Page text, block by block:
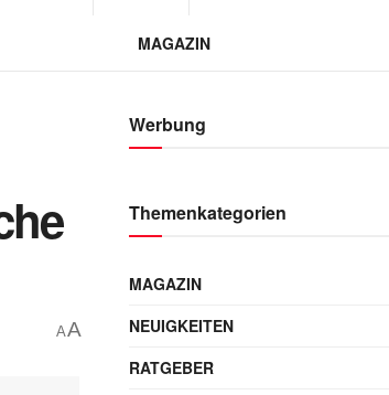
MAGAZIN
AA
Werbung
Themenkategorien
MAGAZIN
NEUIGKEITEN
RATGEBER